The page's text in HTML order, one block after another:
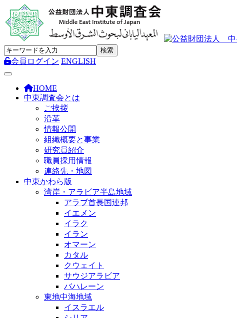
会員ログイン ENGLISH
Toggle navigation
HOME
中東調査会とは
ご挨拶
沿革
情報公開
組織概要と事業
研究員紹介
職員採用情報
連絡先・地図
中東かわら版
湾岸・アラビア半島地域
アラブ首長国連邦
イエメン
イラク
イラン
オマーン
カタル
クウェイト
サウジアラビア
バハレーン
東地中海地域
イスラエル